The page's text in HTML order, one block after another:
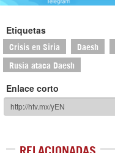
Etiquetas
Crisis en Siria Daesh
Rusia ataca Daesh
Enlace corto
RELACIONADAS